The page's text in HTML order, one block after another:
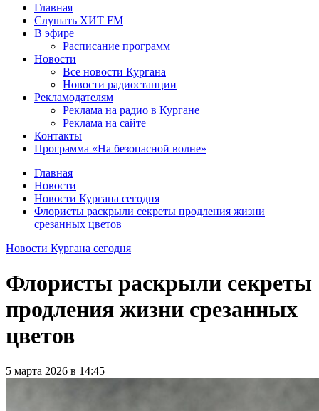
Главная
Слушать ХИТ FM
В эфире
Расписание программ
Новости
Все новости Кургана
Новости радиостанции
Рекламодателям
Реклама на радио в Кургане
Реклама на сайте
Контакты
Программа «На безопасной волне»
Главная
Новости
Новости Кургана сегодня
Флористы раскрыли секреты продления жизни
срезанных цветов
Новости Кургана сегодня
Флористы раскрыли секреты
продления жизни срезанных
цветов
5 марта 2026 в 14:45